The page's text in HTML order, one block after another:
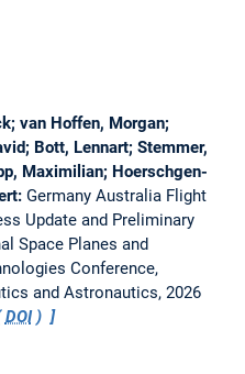
van Hoffen, Morgan;
Bott, Lennart; Stemmer,
Maximilian; Hoerschgen-
Germany Australia Flight
Update and Preliminary
Space Planes and
Conference,
and Astronautics, 2026
DOI)